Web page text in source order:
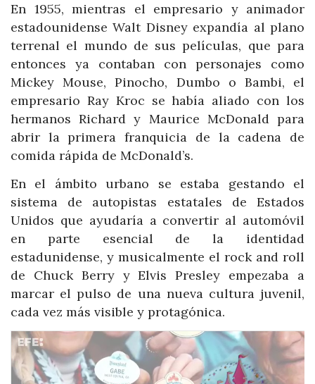
En 1955, mientras el empresario y animador
estadounidense Walt Disney expandía al plano
terrenal el mundo de sus películas, que para
entonces ya contaban con personajes como
Mickey Mouse, Pinocho, Dumbo o Bambi, el
empresario Ray Kroc se había aliado con los
hermanos Richard y Maurice McDonald para
abrir la primera franquicia de la cadena de
comida rápida de McDonald’s.
En el ámbito urbano se estaba gestando el
sistema de autopistas estatales de Estados
Unidos que ayudaría a convertir al automóvil
en parte esencial de la identidad
estadunidense, y musicalmente el rock and roll
de Chuck Berry y Elvis Presley empezaba a
marcar el pulso de una nueva cultura juvenil,
cada vez más visible y protagónica.